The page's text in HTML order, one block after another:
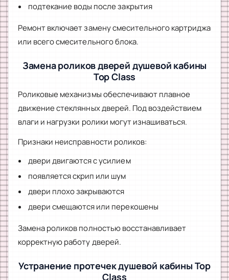
подтекание воды после закрытия
Ремонт включает замену смесительного картриджа
или всего смесительного блока.
Замена роликов дверей душевой кабины
Top Class
Роликовые механизмы обеспечивают плавное
движение стеклянных дверей. Под воздействием
влаги и нагрузки ролики могут изнашиваться.
Признаки неисправности роликов:
двери двигаются с усилием
появляется скрип или шум
двери плохо закрываются
двери смещаются или перекошены
Замена роликов полностью восстанавливает
корректную работу дверей.
Устранение протечек душевой кабины Top
Class